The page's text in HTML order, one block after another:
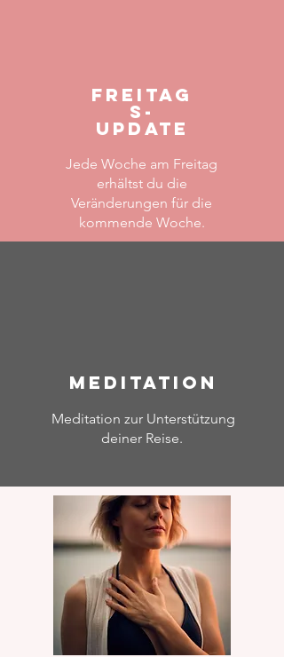
freitag
s-
Update
Jede Woche am Freitag
erhältst du die
Veränderungen für die
kommende Woche.
MEDITATION
Meditation zur Unterstützung
deiner Reise.